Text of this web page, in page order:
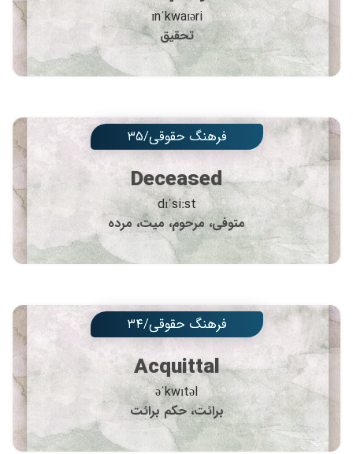
ɪnˈkwaɪəri
تحقیق
فرهنگ حقوقی/۳۵
Deceased
dɪˈsiːst
متوفی، مرحوم، میت، مرده
فرهنگ حقوقی/۳۴
Acquittal
əˈkwɪtəl
برائت، حکم برائت